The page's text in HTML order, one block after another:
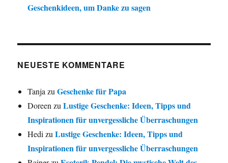
Geschenkideen, um Danke zu sagen
NEUESTE KOMMENTARE
Tanja zuGeschenke für Papa
Doreen zuLustige Geschenke: Ideen, Tipps und
Inspirationen für unvergessliche Überraschungen
Hedi zuLustige Geschenke: Ideen, Tipps und
Inspirationen für unvergessliche Überraschungen